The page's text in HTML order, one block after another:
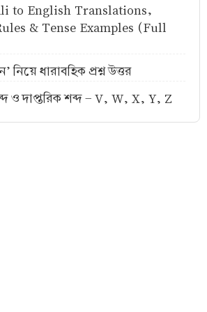
to English Translations,
& Tense Examples (Full
নিয়ে ধারাবহিক প্রশ্ন উত্তর
ও দাপ্তরিক শব্দ - V, W, X, Y, Z